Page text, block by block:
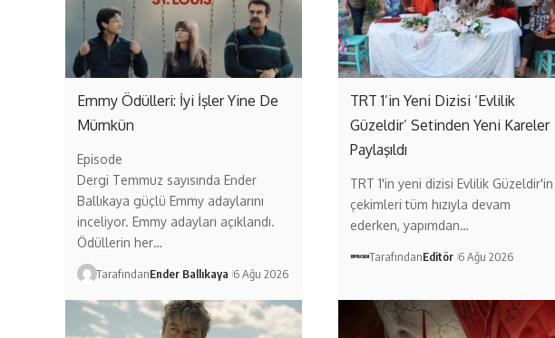
Emmy Ödülleri: İyi İşler Yine De
Mümkün
Episode
Dergi Temmuz sayısında Ender
Ballıkaya güçlü Emmy adaylarını
inceliyor. Emmy adayları açıklandı.
Ödüllerin her…
TarafındanEnder Ballıkaya 6 Ağu 2026
TRT 1’in Yeni Dizisi ‘Evlilik
Güzeldir’ Setinden Yeni Kareler
Paylaşıldı
TRT 1'in yeni dizisi Evlilik Güzeldir'in
çekimleri tüm hızıyla devam
ederken, yapımdan…
TarafındanEditör 6 Ağu 2026